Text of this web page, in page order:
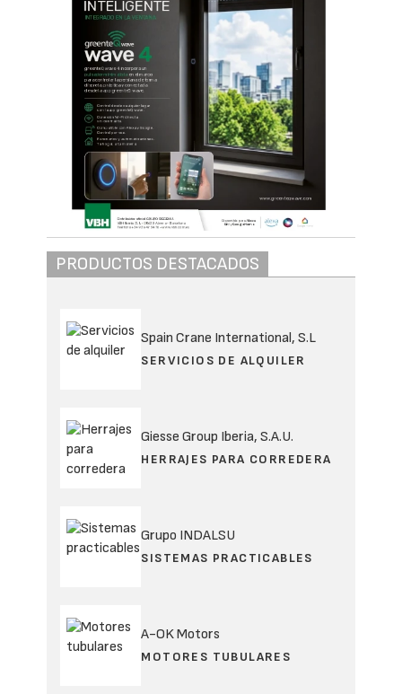
PRODUCTOS DESTACADOS
Spain Crane International, S.L
SERVICIOS DE ALQUILER
Giesse Group Iberia, S.A.U.
HERRAJES PARA CORREDERA
Grupo INDALSU
SISTEMAS PRACTICABLES
A-OK Motors
MOTORES TUBULARES